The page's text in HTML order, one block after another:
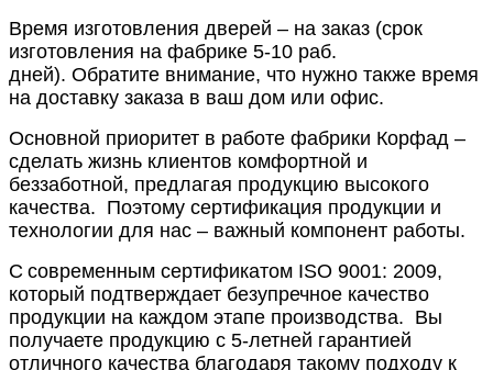
Время изготовления дверей – на заказ (срок
изготовления на фабрике 5-10 раб.
дней). Обратите внимание, что нужно также время
на доставку заказа в ваш дом или офис.
Основной приоритет в работе фабрики Корфад –
сделать жизнь клиентов комфортной и
беззаботной, предлагая продукцию высокого
качества. Поэтому сертификация продукции и
технологии для нас – важный компонент работы.
С современным сертификатом ISO 9001: 2009,
который подтверждает безупречное качество
продукции на каждом этапе производства. Вы
получаете продукцию с 5-летней гарантией
отличного качества благодаря такому подходу к